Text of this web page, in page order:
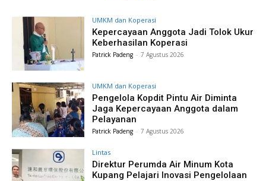
UMKM dan Koperasi
Kepercayaan Anggota Jadi Tolok Ukur
Keberhasilan Koperasi
Patrick Padeng - 7 Agustus 2026
UMKM dan Koperasi
Pengelola Kopdit Pintu Air Diminta
Jaga Kepercayaan Anggota dalam
Pelayanan
Patrick Padeng - 7 Agustus 2026
Lintas
Direktur Perumda Air Minum Kota
Kupang Pelajari Inovasi Pengelolaan